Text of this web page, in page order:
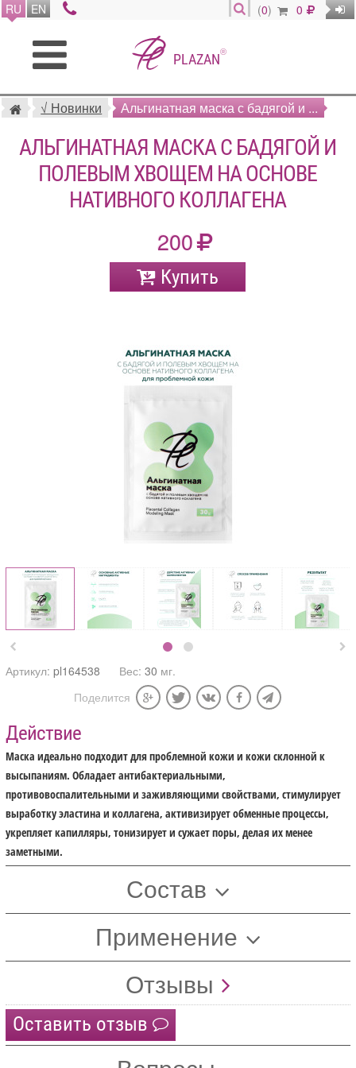
RU EN (0) 0
PLAZAN®
√ Новинки Альгинатная маска с бадягой и ...
АЛЬГИНАТНАЯ МАСКА С БАДЯГОЙ И
ПОЛЕВЫМ ХВОЩЕМ НА ОСНОВЕ
НАТИВНОГО КОЛЛАГЕНА
200
Купить
 
Артикул:pl164538 Вес:30 мг.
Поделится
Действие
Маска идеально подходит для проблемной кожи и кожи склонной к
высыпаниям. Обладает антибактериальными,
противовоспалительными и заживляющими свойствами, стимулирует
выработку эластина и коллагена, активизирует обменные процессы,
укрепляет капилляры, тонизирует и сужает поры, делая их менее
заметными.
Состав
Применение
Отзывы
Оставить отзыв